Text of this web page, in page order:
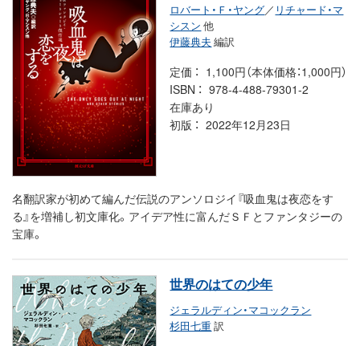
ロバート・Ｆ・ヤング／ リチャード・マ
シスン 他
伊藤典夫 編訳
定価
1,100円（本体価格：1,000円）
ISBN
978-4-488-79301-2
在庫あり
初版
2022年12月23日
名翻訳家が初めて編んだ伝説のアンソロジイ『吸血鬼は夜恋をす
る』を増補し初文庫化。アイデア性に富んだＳＦとファンタジーの
宝庫。
世界のはての少年
ジェラルディン・マコックラン
杉田七重訳